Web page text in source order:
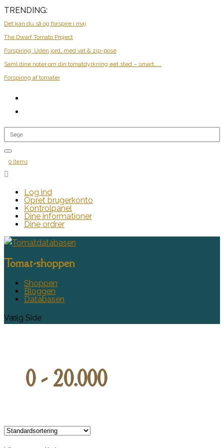
TRENDING:
Det kan du så og forspire i maj
The Dwarf Tomato Project
Forspiring: Uden jord, med vat & zip-pose
Saml dine noter om din tomatdyrkning eet sted – smart, ...
Forspiring af tomater
0 Items

Log ind
Opret brugerkonto
Kontrolpanel
Dine informationer
Dine ordrer
Tomat-shoppen
Shoppen
Bloggen
Databasen
Vælg Side
0 - 20.000